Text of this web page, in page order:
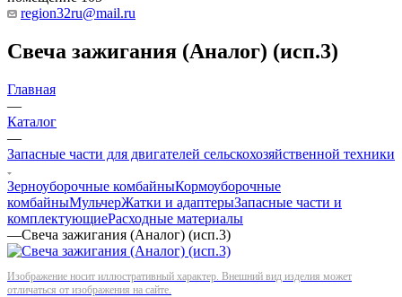
region32ru@mail.ru
Свеча зажигания (Аналог) (исп.3)
Главная
—
Каталог
—
Запасные части для двигателей сельскохозяйственной техники
Зерноуборочные комбайныКормоуборочные
комбайныМульчерЖатки и адаптерыЗапасные части и
комплектующиеРасходные материалы
—Свеча зажигания (Аналог) (исп.3)
Изображение носит иллюстративный характер. Внешний вид изделия может
отличаться от изображения на сайте.